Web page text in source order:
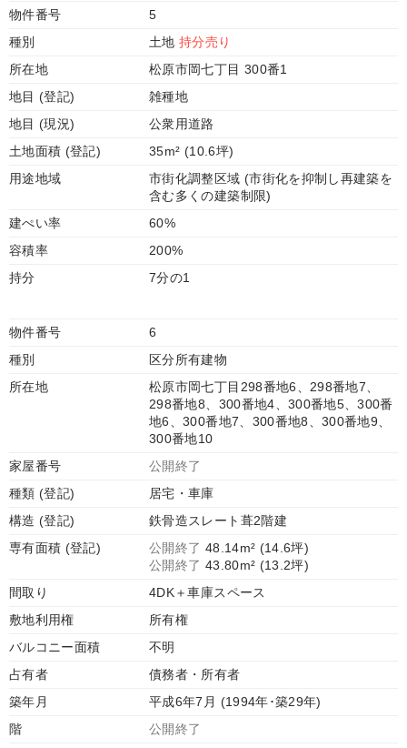
物件番号
5
種別
土地持分売り
所在地
松原市岡七丁目 300番1
地目 (登記)
雑種地
地目 (現況)
公衆用道路
土地面積 (登記)
35m² (10.6坪)
用途地域
市街化調整区域 (市街化を抑制し再建築を
含む多くの建築制限)
建ぺい率
60%
容積率
200%
持分
7分の1
物件番号
6
種別
区分所有建物
所在地
松原市岡七丁目298番地6、298番地7、
298番地8、300番地4、300番地5、300番
地6、300番地7、300番地8、300番地9、
300番地10
家屋番号
公開終了
種類 (登記)
居宅・車庫
構造 (登記)
鉄骨造スレート葺2階建
専有面積 (登記)
公開終了 48.14m² (14.6坪)
公開終了 43.80m² (13.2坪)
間取り
4DK＋車庫スペース
敷地利用権
所有権
バルコニー面積
不明
占有者
債務者・所有者
築年月
平成6年7月 (1994年･築29年)
階
公開終了